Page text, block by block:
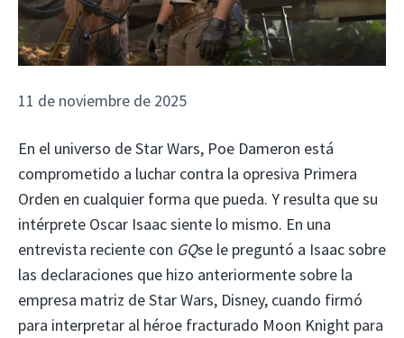
11 de noviembre de 2025
En el universo de Star Wars, Poe Dameron está
comprometido a luchar contra la opresiva Primera
Orden en cualquier forma que pueda. Y resulta que su
intérprete Oscar Isaac siente lo mismo. En una
entrevista reciente con GQse le preguntó a Isaac sobre
las declaraciones que hizo anteriormente sobre la
empresa matriz de Star Wars, Disney, cuando firmó
para interpretar al héroe fracturado Moon Knight para